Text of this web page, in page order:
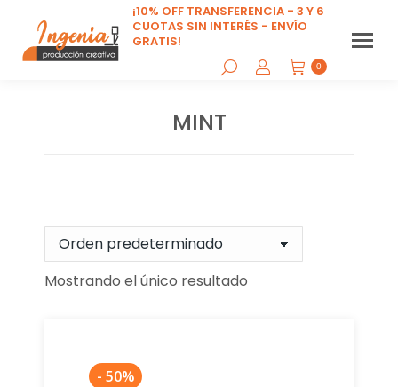
¡10% OFF TRANSFERENCIA - 3 Y 6
CUOTAS SIN INTERÉS - ENVÍO
GRATIS!
0
MINT
Mostrando el único resultado
- 50%